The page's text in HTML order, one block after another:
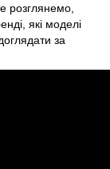
розглянемо,
які моделі
за